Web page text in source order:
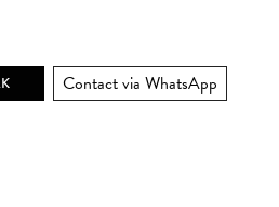
Contact via WhatsApp